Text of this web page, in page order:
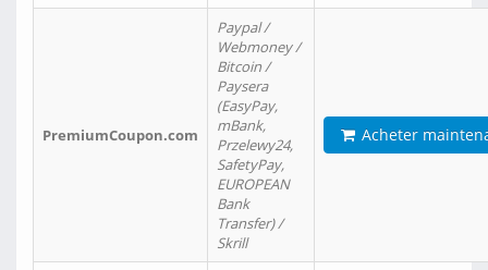
PremiumCoupon.com
Paypal /
Webmoney /
Bitcoin /
Paysera
(EasyPay,
mBank,
Przelewy24,
SafetyPay,
EUROPEAN
Bank
Transfer) /
Skrill
Acheter